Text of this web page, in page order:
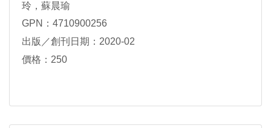
玲，蘇晨瑜
GPN：4710900256
出版／創刊日期：2020-02
價格：250